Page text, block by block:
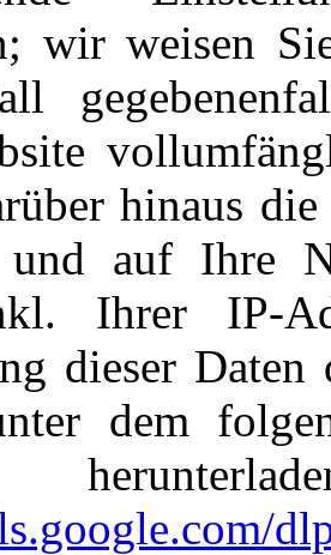
wir weisen
hinaus
und auf Ihre
Ihrer IP-
dieser
dem